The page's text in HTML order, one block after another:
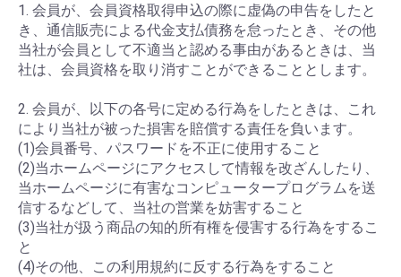
1. 会員が、会員資格取得申込の際に虚偽の申告をしたと
き、通信販売による代金支払債務を怠ったとき、その他
当社が会員として不適当と認める事由があるときは、当
社は、会員資格を取り消すことができることとします。
2. 会員が、以下の各号に定める行為をしたときは、これ
により当社が被った損害を賠償する責任を負います。
(1)会員番号、パスワードを不正に使用すること
(2)当ホームページにアクセスして情報を改ざんしたり、
当ホームページに有害なコンピュータープログラムを送
信するなどして、当社の営業を妨害すること
(3)当社が扱う商品の知的所有権を侵害する行為をするこ
と
(4)その他、この利用規約に反する行為をすること